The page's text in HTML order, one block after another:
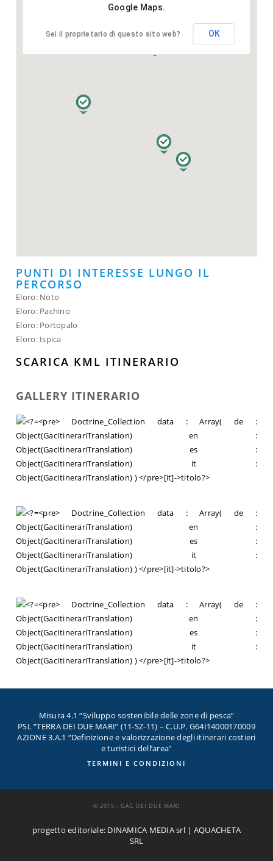
Google Maps.
Sei il proprietario di questo sito web? OK
PUNTI DI INTERESSE LUNGO IL
PERCORSO
Eloro: Noto
Eloro: Pachino
Eloro: Portopalo
Eloro: Ispica
SCARICA KML ITINERARIO
GALLERY ITINERARIO
Misura 4.1 “Sviluppo sostenibile delle zone di pesca”
PSL “TERRA DEI DUE MARI” (11-SZ-11) – C.U.P. G64I14000170009
AZIONE 3.A.1 “Definizione e valorizzazione degli itinerari costieri
e turistici dell’area”
TERMINI E CONDIZIONI
© 2015 - GAC DEI DUE MARI
progetto editoriale: DINAMICA MEDIA srl | AQUACHETA
SRL